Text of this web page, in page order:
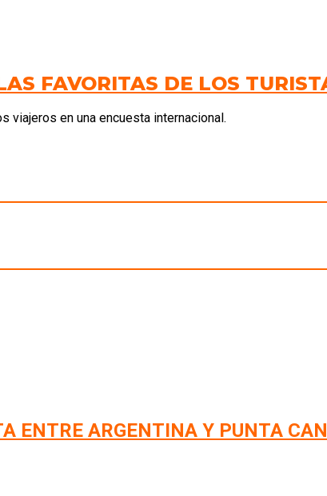
FAVORITAS DE LOS
viajeros en una encuesta internacional.
ENTRE ARGENTINA Y PUNTA